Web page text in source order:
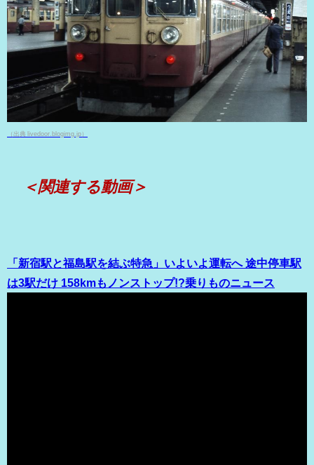
（出典 livedoor.blogimg.jp）
＜関連する動画＞
「新宿駅と福島駅を結ぶ特急」いよいよ運転へ 途中停車駅
は3駅だけ 158kmもノンストップ!?乗りものニュース